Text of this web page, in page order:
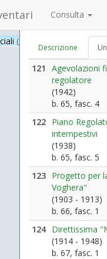
Consulta
(397)
Descrizione
121
Agevolazioni
regolatore
(1942)
b. 65, fasc. 4
122 Piano
intempestivi
(1938)
b. 65, fasc. 5
123 Progetto per
Voghera"
(1903 - 1913)
b. 66, fasc. 1
124 Direttissima
(1914 - 1948)
b. 67, fasc. 1